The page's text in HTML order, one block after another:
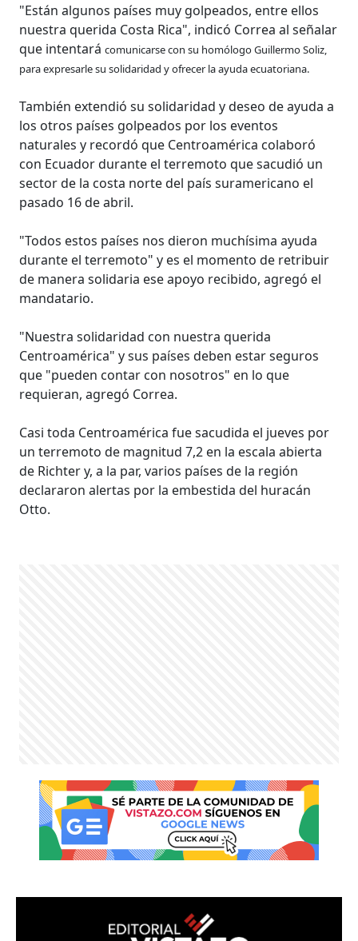
"Están algunos países muy golpeados, entre ellos
nuestra querida Costa Rica", indicó Correa al señalar
que intentarácomunicarse con su homólogo Guillermo Soliz,
para expresarle su solidaridad y ofrecer la ayuda ecuatoriana.
También extendió su solidaridad y deseo de ayuda a
los otros países golpeados por los eventos
naturales y recordó que Centroamérica colaboró
con Ecuador durante el terremoto que sacudió un
sector de la costa norte del país suramericano el
pasado 16 de abril.
"Todos estos países nos dieron muchísima ayuda
durante el terremoto" y es el momento de retribuir
de manera solidaria ese apoyo recibido, agregó el
mandatario.
"Nuestra solidaridad con nuestra querida
Centroamérica" y sus países deben estar seguros
que "pueden contar con nosotros" en lo que
requieran, agregó Correa.
Casi toda Centroamérica fue sacudida el jueves por
un terremoto de magnitud 7,2 en la escala abierta
de Richter y, a la par, varios países de la región
declararon alertas por la embestida del huracán
Otto.